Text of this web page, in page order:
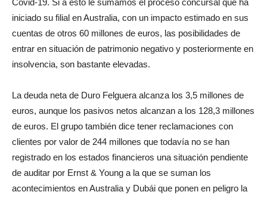
Covid-19. Si a esto le sumamos el proceso concursal que ha
iniciado su filial en Australia, con un impacto estimado en sus
cuentas de otros 60 millones de euros, las posibilidades de
entrar en situación de patrimonio negativo y posteriormente en
insolvencia, son bastante elevadas.
La deuda neta de Duro Felguera alcanza los 3,5 millones de
euros, aunque los pasivos netos alcanzan a los 128,3 millones
de euros. El grupo también dice tener reclamaciones con
clientes por valor de 244 millones que todavía no se han
registrado en los estados financieros una situación pendiente
de auditar por Ernst & Young a la que se suman los
acontecimientos en Australia y Dubái que ponen en peligro la